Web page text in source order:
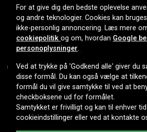
LEVERINGSMULIGHEDER
Copyright © 2026, Spares
For at give dig den bedste oplevelse
og andre teknologier. Cookies kan
ikke-personlig annoncering. Læs mere
cookiepolitik og om, hvordan Google
personoplysninger.
Ved at trykke på 'Godkend alle' giver du
disse formål. Du kan også vælge at
formål du vil give samtykke til ved at
checkboksene ud for formålet.
Samtykket er frivilligt og kan til enhver
cookieindstillinger eller ved at kontakte